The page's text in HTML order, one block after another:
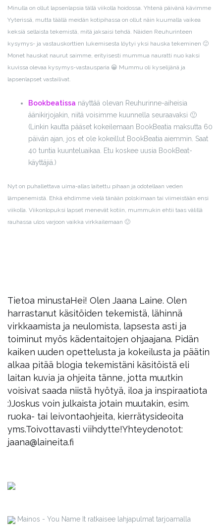
Minulla on ollut lapsenlapsia tällä viikolla hoidossa. Yhtenä päivänä kävimme
Yyterissä, mutta täällä meidän kotipihassa on ollut näin kuumalla vaikea
keksiä sellaista tekemistä, mitä jaksaisi tehdä. Näiden Reuhurinteen
kysymys- ja vastauskorttien lukemisesta löytyi yksi hauska tekeminen 🙂
Monet hauskat naurut saimme, erityisesti mummua nauratti nuo kaksi
kuvissa olevaa kysymys-vastausparia 😀 Mummu oli kyselijänä ja
lapsenlapset vastailivat.
Bookbeatissa näyttää olevan Reuhurinne-aiheisia
äänikirjojakin, niitä voisimme kuunnella seuraavaksi 🙂
(Linkin kautta pääset kokeilemaan BookBeatia maksutta 60
päivän ajan, jos et ole kokeillut BookBeatia aiemmin. Saat
40 tuntia kuunteluaikaa. Etu koskee uusia BookBeat-
käyttäjiä.)
Nyt on puhallettava uima-allas laitettu pihaan ja odotellaan veden
lämpenemistä. Ehkä ehdimme vielä tänään polskimaan tai viimeistään ensi
viikolla. Viikonlopuksi lapset menevät kotiin, mummukin ehtii taas välillä
rauhassa ulos varjoon vaikka virkkailemaan 🙂
Tietoa minustaHei! Olen Jaana Laine. Olen
harrastanut käsitöiden tekemistä, lähinnä
virkkaamista ja neulomista, lapsesta asti ja
toiminut myös kädentaitojen ohjaajana. Pidän
kaiken uuden opettelusta ja kokeilusta ja päätin
alkaa pitää blogia tekemistäni käsitöistä eli
laitan kuvia ja ohjeita tänne, jotta muutkin
voisivat saada niistä hyötyä, iloa ja inspiraatiota
:)Joskus voin julkaista jotain muutakin, esim.
ruoka- tai leivontaohjeita, kierrätysideoita
yms.Toivottavasti viihdytte!Yhteydenotot:
jaana@laineita.fi
Mainos - You Name It ratkaisee lahjapulmat tarjoamalla